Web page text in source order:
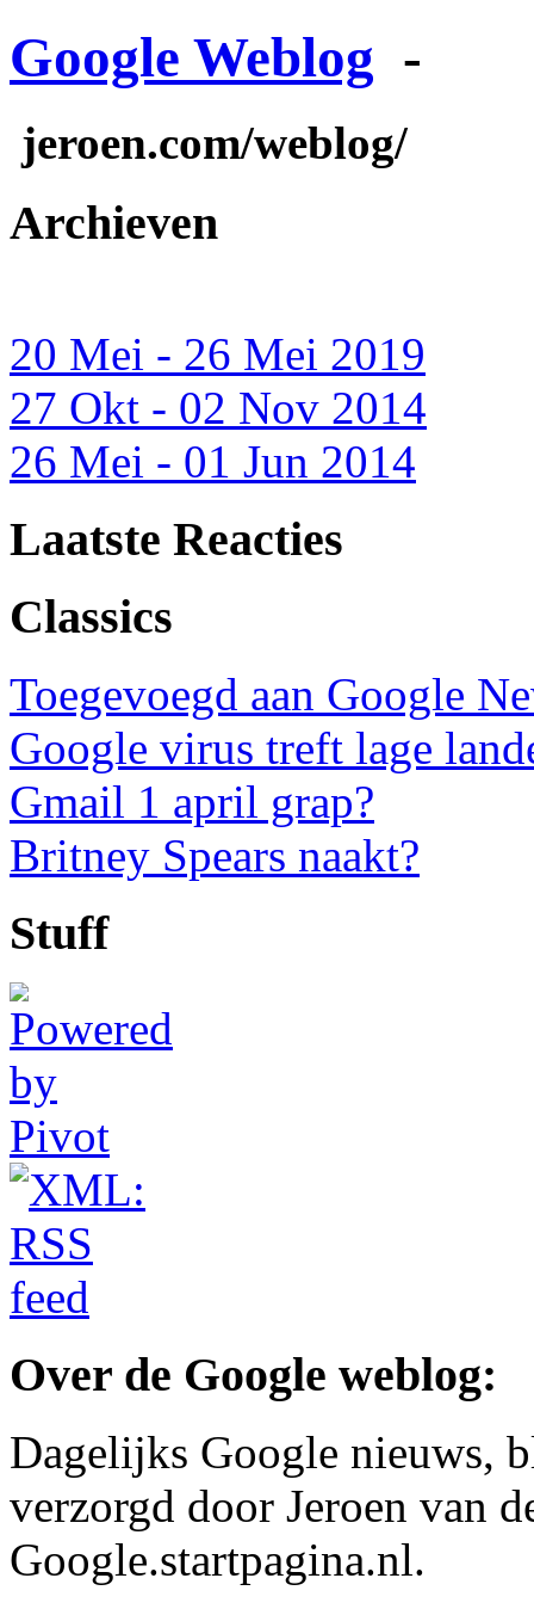
Google Weblog -
jeroen.com/weblog/
Archieven
20 Mei - 26 Mei 2019
27 Okt - 02 Nov 2014
26 Mei - 01 Jun 2014
Laatste Reacties
Classics
Toegevoegd aan Google
Google virus treft lage
Gmail 1 april grap?
Britney Spears naakt?
Stuff
Over de Google weblog:
Dagelijks Google nieuws,
verzorgd door Jeroen van
Google.startpagina.nl.